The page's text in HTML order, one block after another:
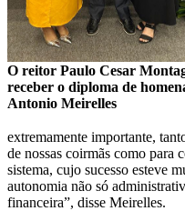
O reitor Paulo Cesar
receber o diploma de
Antonio Meirelles
extremamente importante,
de nossas coirmãs como para
sistema, cujo sucesso esteve
autonomia não só
financeira”, disse Meirelles.